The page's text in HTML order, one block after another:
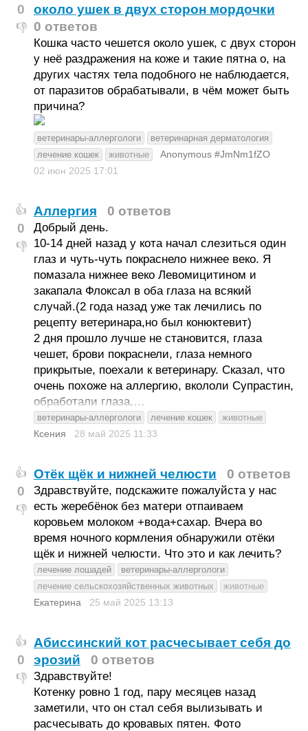
0
👎
около ушек в двух сторон мордочки
0 ответов
Кошка часто чешется около ушек, с двух сторон
у неё раздражения на коже и такие пятна о, на
других частях тела подобного не наблюдается,
от паразитов обрабатывали, в чём может быть
причина?
ветеринары-аллергологи
ветеринарная дерматология
лечение кошек
животные
Anonymous #JmNm1fZO
02 июн 2025 17:01
👍
0
👎
Аллергия 0 ответов
Добрый день.
10-14 дней назад у кота начал слезиться один
глаз и чуть-чуть покраснело нижнее веко. Я
помазала нижнее веко Левомицитином и
закапала Флоксал в оба глаза на всякий
случай.(2 года назад уже так лечились по
рецепту ветеринара,но был конюктевит)
2 дня прошло лучше не становится, глаза
чешет, брови покраснели, глаза немного
прикрытые, поехали к ветеринару. Сказал, что
очень похоже на аллергию, вкололи Супрастин,
обработали глаза,…
ветеринары-аллергологи лечение кошек животные
Ксения 28 май 2025 11:33
👍
0
👎
Отёк щёк и нижней челюсти 0 ответов
Здравствуйте, подскажите пожалуйста у нас
есть жеребёнок без матери отпаиваем
коровьем молоком +вода+сахар. Вчера во
время ночного кормления обнаружили отёки
щёк и нижней челюсти. Что это и как лечить?
лечение лошадей
ветеринары-аллергологи
лечение сельскохозяйственных животных
животные
Екатерина 25 май 2025 13:13
👍
0
👎
Абиссинский кот расчесывает себя до
эрозий
0 ответов
Здравствуйте!
Котенку ровно 1 год, пару месяцев назад
заметили, что он стал себя вылизывать и
расчесывать до кровавых пятен. Фото